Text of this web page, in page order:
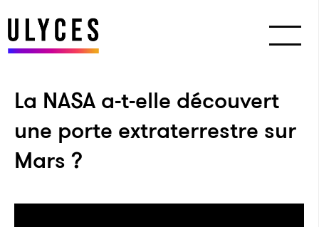
La NASA a-t-elle découvert
une porte extraterrestre sur
Mars ?